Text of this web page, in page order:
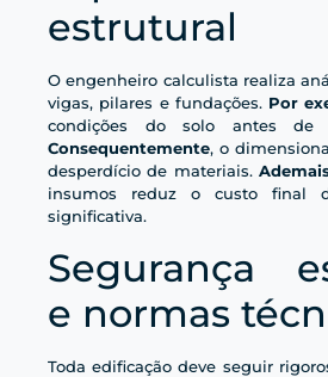
estrutural
O engenheiro calculista realiza
vigas, pilares e fundações. Por
condições do solo antes de
Consequentemente, o
desperdício de materiais.
insumos reduz o custo final
significativa.
Segurança
e normas
Toda edificação deve seguir